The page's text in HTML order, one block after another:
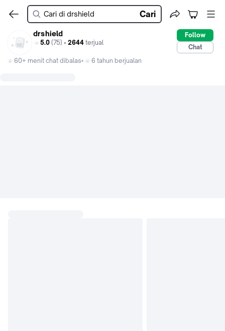
Cari
drshield
5.0 (75) • 2644 terjual
Follow
Chat
60+ menit chat dibalas
6 tahun berjualan